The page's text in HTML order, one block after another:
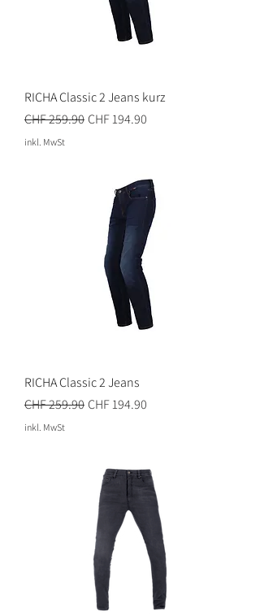
RICHA Classic 2 Jeans kurz
Standardpreis
CHF 259.90Sale-Preis
CHF 194.90
inkl. MwSt
RICHA Classic 2 Jeans
Standardpreis
CHF 259.90Sale-Preis
CHF 194.90
inkl. MwSt